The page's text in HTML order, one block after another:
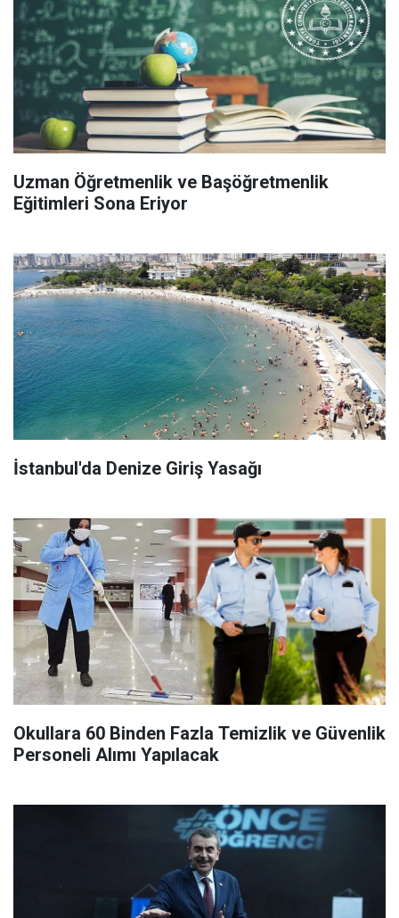
Uzman Öğretmenlik ve Başöğretmenlik
Eğitimleri Sona Eriyor
İstanbul'da Denize Giriş Yasağı
Okullara 60 Binden Fazla Temizlik ve Güvenlik
Personeli Alımı Yapılacak